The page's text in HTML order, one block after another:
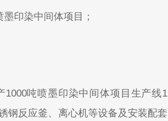
印染中间体项目；
1000吨喷墨印染中间体项目生产线1
钢反应釜、离心机等设备及安装配套